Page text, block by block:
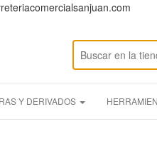
Y DERIVADOS